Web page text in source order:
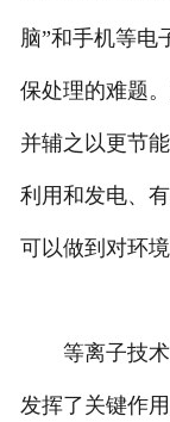
脑”和手机等电
保处理的难题
并辅之以更节
利用和发电、
可以做到对环
等离子技术
发挥了关键作